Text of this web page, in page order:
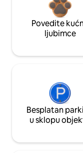
Povedite
ljubimce
Besplatan
u sklopu